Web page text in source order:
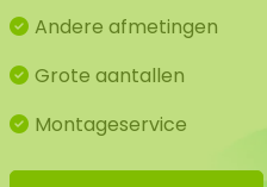
Andere afmetingen
Grote aantallen
Montageservice